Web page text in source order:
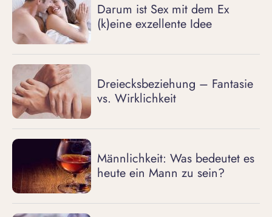
Darum ist Sex mit dem Ex
(k)eine exzellente Idee
Dreiecksbeziehung – Fantasie
vs. Wirklichkeit
Männlichkeit: Was bedeutet es
heute ein Mann zu sein?